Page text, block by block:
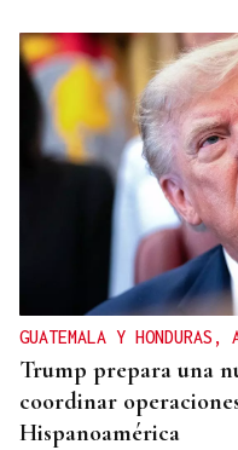
GUATEMALA Y HONDURAS,
Trump prepara una
coordinar
Hispanoamérica